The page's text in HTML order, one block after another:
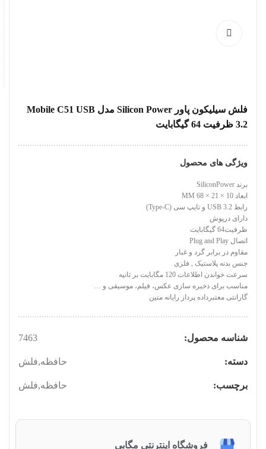
فلش سیلیکون پاور Silicon Power مدل Mobile C51 USB
3.2 ظرفیت 64 گیگابایت
ویژگی های محصول
برند SiliconPower
ابعاد 10 × 21 × 68 MM
رابط USB 3.2 و تایپ سی (Type-C)
دارای درپوش
ظرفیت64 گیگابایت
اتصال Plug and Play
مقاوم در برابر گرد و غبار
جنس بدنه پلاستیک , فلزی
سرعت خواندن اطلاعات 120 مگابایت بر ثانیه
مناسب برای ذخیره سازی عکس، فیلم، موسیقی و …
گارانتی معتبرداده پرداز رایانه متین
شناسه محصول: 7463
دسته: حافظه,فلش
برچسب: حافظه,فلش
فروشگاه اینترنتی مگابی